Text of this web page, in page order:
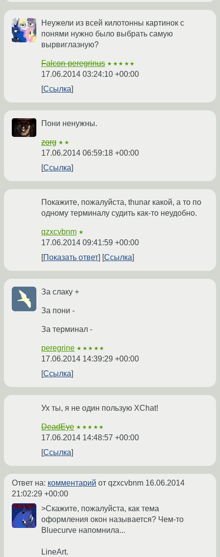
Неужели из всей килотонны картинок с
понями нужно было выбрать самую
вырвиглазную?
Falcon-peregrinus ★★★★★
17.06.2014 03:24:10 +00:00
Ссылка
Пони ненужны.
zorg ★★
17.06.2014 06:59:18 +00:00
Ссылка
Покажите, пожалуйста, thunar какой, а то по
одному терминалу судить как-то неудобно.
qzxcvbnm ★
17.06.2014 09:41:59 +00:00
Показать ответ
Ссылка
За слаку +
За пони -
За терминал -
peregrine ★★★★★
17.06.2014 14:39:29 +00:00
Ссылка
Ух ты, я не один пользую XChat!
DeadEye ★★★★★
17.06.2014 14:48:57 +00:00
Ссылка
Ответ на: комментарий от qzxcvbnm 16.06.2014
21:02:29 +00:00
>Скажите, пожалуйста, как тема
оформления окон называется? Чем-то
Bluecurve напомнила...
LineArt.